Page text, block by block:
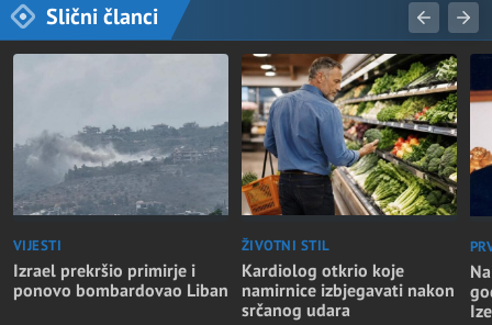
Slični članci
VIJESTI
Izrael prekršio primirje i
ponovo bombardovao Liban
ŽIVOTNI STIL
Kardiolog otkrio koje
namirnice izbjegavati nakon
srčanog udara